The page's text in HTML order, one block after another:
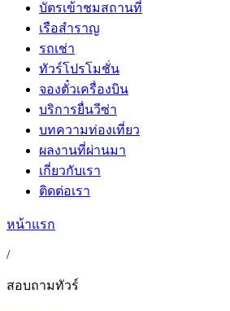
บัตรเข้าชมสถานที่
เรือสำราญ
รถเช่า
ทัวร์โปรโมชั่น
จองตั๋วเครื่องบิน
บริการยื่นวีซ่า
บทความท่องเที่ยว
ผลงานที่ผ่านมา
เกี่ยวกับเรา
ติดต่อเรา
หน้าแรก
/
สอบถามทัวร์